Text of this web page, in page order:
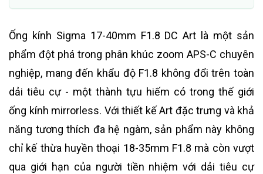
Ống kính Sigma 17-40mm F1.8 DC Art là một sản
phẩm đột phá trong phân khúc zoom APS-C chuyên
nghiệp, mang đến khẩu độ F1.8 không đổi trên toàn
dải tiêu cự - một thành tựu hiếm có trong thế giới
ống kính mirrorless. Với thiết kế Art đặc trưng và khả
năng tương thích đa hệ ngàm, sản phẩm này không
chỉ kế thừa huyền thoại 18-35mm F1.8 mà còn vượt
qua giới hạn của người tiền nhiệm với dải tiêu cự